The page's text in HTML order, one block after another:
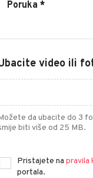
video ili
da ubacite do 3
biti više od 25 MB.
Pristajete na pravila
portala.